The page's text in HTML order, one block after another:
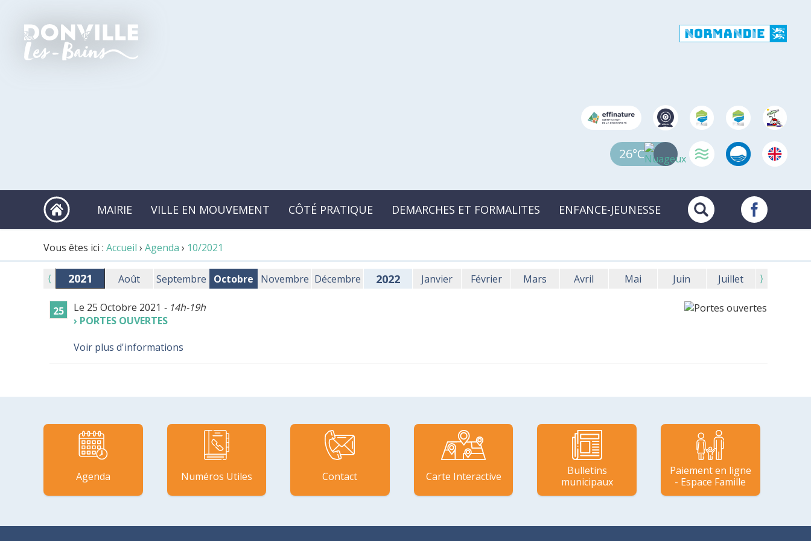
26°C
MAIRIE VILLE EN MOUVEMENT CÔTÉ PRATIQUE DEMARCHES ET FORMALITES ENFANCE-JEUNESSE
Vous êtes ici : Accueil › Agenda › 10/2021
⟨ 2021 Août Septembre Octobre Novembre Décembre 2022 Janvier Février Mars Avril Mai Juin Juillet ⟩
25 Le 25 Octobre 2021 - 14h-19h
PORTES OUVERTES
Voir plus d'informations
Agenda Numéros Utiles Contact Carte Interactive
Bulletins
municipaux
Paiement en ligne
- Espace Famille